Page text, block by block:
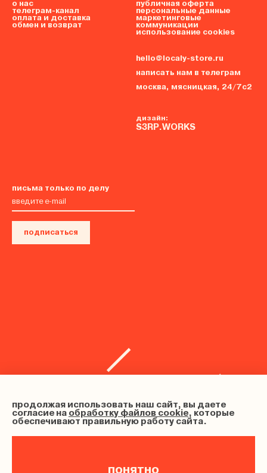
письма только по делу
подписаться
о нас
телеграм-канал
оплата и доставка
обмен и возврат
публичная оферта
персональные данные
маркетинговые
коммуникации
использование cookies
hello@localy-store.ru
написать нам в телеграм
москва, мясницкая, 24/7с2
дизайн:
S3RP.WORKS
продолжая использовать наш сайт, вы даете
согласие на обработку файлов cookie, которые
обеспечивают правильную работу сайта.
понятно